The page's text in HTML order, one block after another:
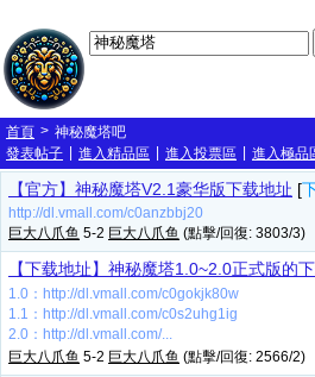
首頁 > 神秘魔塔吧
發表帖子
進入精品區 進入投票區 進入極品
【官方】神秘魔塔V2.1豪华版下载地址 [
http://dl.vmall.com/c0anzbbj20
巨大八爪鱼 5-2 巨大八爪鱼 (點擊/回復: 3803/3)
【下载地址】神秘魔塔1.0~2.0正式版的
1.0：http://dl.vmall.com/c0gokjk80w
1.1：http://dl.vmall.com/c0s2uhg1ig
2.0：http://dl.vmall.com/...
巨大八爪鱼 5-2 巨大八爪鱼 (點擊/回復: 2566/2)